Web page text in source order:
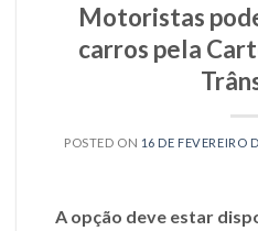
Motoristas
carros pela
POSTED ON 16 DE FEVEREIRO
A opção deve estar